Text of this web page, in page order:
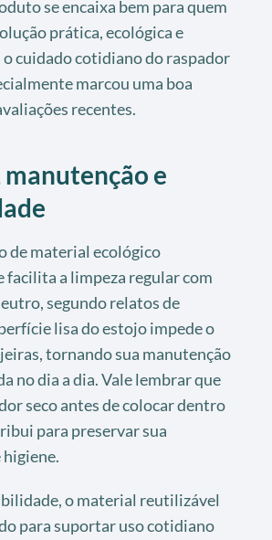
se encaixa bem para quem
prática, ecológica e
cuidado cotidiano do raspador
marcou uma boa
recentes.
manutenção e
de material ecológico
facilita a limpeza regular com
segundo relatos de
lisa do estojo impede o
tornando sua manutenção
no dia a dia. Vale lembrar que
seco antes de colocar dentro
para preservar sua
o material reutilizável
para suportar uso cotidiano